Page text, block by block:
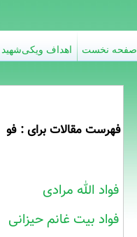
فهرست مقالات برای : فو
فواد الله مرادی
فواد بیت غانم حیزانی
اهداف ویکی‌شهید صفحه نخست